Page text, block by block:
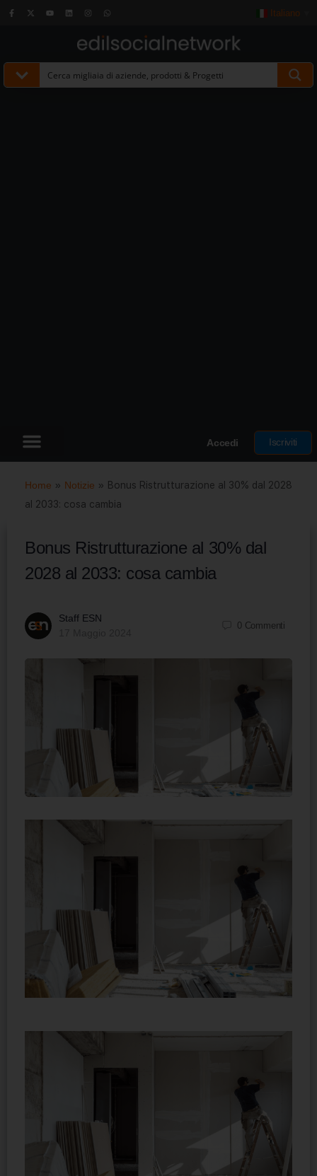
Italiano
Accedi Iscriviti
Home » Notizie » Bonus Ristrutturazione al 30% dal 2028
al 2033: cosa cambia
Bonus Ristrutturazione al 30% dal
2028 al 2033: cosa cambia
Staff ESN
0 Commenti